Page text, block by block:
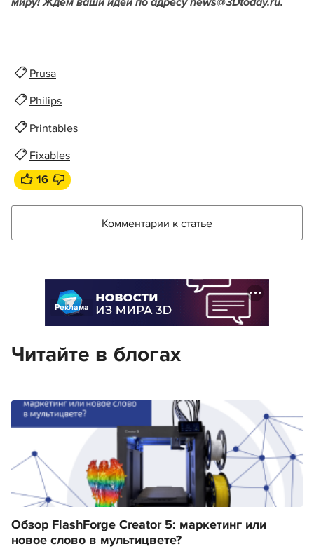
Prusa
Philips
Printables
Fixables
16
Комментарии к статье
Реклама
Читайте в блогах
Обзор FlashForge Creator 5: маркетинг или
новое слово в мультицвете?